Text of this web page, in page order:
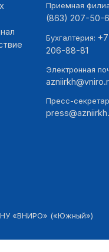
Приемная
(863) 207-50-
Бухгалтерия:
206-88-81
Электронная
Пресс-
«ВНИРО» («Южный»)